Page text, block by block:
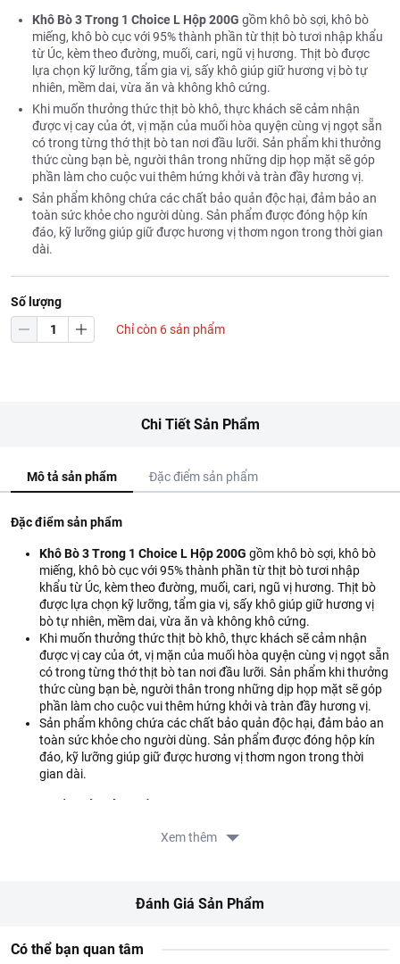
Khô Bò 3 Trong 1 Choice L Hộp 200G gồm khô bò sợi, khô bò
miếng, khô bò cục với 95% thành phần từ thịt bò tươi nhập khẩu
từ Úc, kèm theo đường, muối, cari, ngũ vị hương. Thịt bò được
lựa chọn kỹ lưỡng, tẩm gia vị, sấy khô giúp giữ hương vị bò tự
nhiên, mềm dai, vừa ăn và không khô cứng.
Khi muốn thưởng thức thịt bò khô, thực khách sẽ cảm nhận
được vị cay của ớt, vị mặn của muối hòa quyện cùng vị ngọt sẵn
có trong từng thớ thịt bò tan nơi đầu lưỡi. Sản phẩm khi thưởng
thức cùng bạn bè, người thân trong những dịp họp mặt sẽ góp
phần làm cho cuộc vui thêm hứng khởi và tràn đầy hương vị.
Sản phẩm không chứa các chất bảo quản độc hại, đảm bảo an
toàn sức khỏe cho người dùng. Sản phẩm được đóng hộp kín
đáo, kỹ lưỡng giúp giữ được hương vị thơm ngon trong thời gian
dài.
Số lượng
Chỉ còn 6 sản phẩm
Chi Tiết Sản Phẩm
Mô tả sản phẩm Đặc điểm sản phẩm
Đặc điểm sản phẩm
Khô Bò 3 Trong 1 Choice L Hộp 200G gồm khô bò sợi, khô bò
miếng, khô bò cục với 95% thành phần từ thịt bò tươi nhập
khẩu từ Úc, kèm theo đường, muối, cari, ngũ vị hương. Thịt bò
được lựa chọn kỹ lưỡng, tẩm gia vị, sấy khô giúp giữ hương vị
bò tự nhiên, mềm dai, vừa ăn và không khô cứng.
Khi muốn thưởng thức thịt bò khô, thực khách sẽ cảm nhận
được vị cay của ớt, vị mặn của muối hòa quyện cùng vị ngọt sẵn
có trong từng thớ thịt bò tan nơi đầu lưỡi. Sản phẩm khi thưởng
thức cùng bạn bè, người thân trong những dịp họp mặt sẽ góp
phần làm cho cuộc vui thêm hứng khởi và tràn đầy hương vị.
Sản phẩm không chứa các chất bảo quản độc hại, đảm bảo an
toàn sức khỏe cho người dùng. Sản phẩm được đóng hộp kín
đáo, kỹ lưỡng giúp giữ được hương vị thơm ngon trong thời
gian dài.
Thịt bò tươi nhập khẩu từ Úc, kèm theo đường, muối, cari, ngũ vị
Hướng dẫn bảo quản
Xem thêm
Đánh Giá Sản Phẩm
Có thể bạn quan tâm